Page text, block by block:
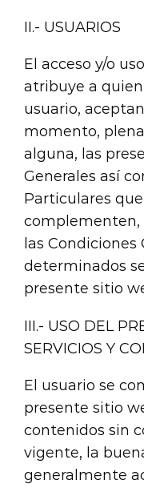
II.- USUARIOS
El acceso y/o
atribuye a
usuario,
momento,
alguna, las
Generales así
Particulares
las Condiciones
determinados
presente sitio
III.- USO DEL
SERVICIOS Y
El usuario se
presente sitio
contenidos sin
vigente, la
generalmente